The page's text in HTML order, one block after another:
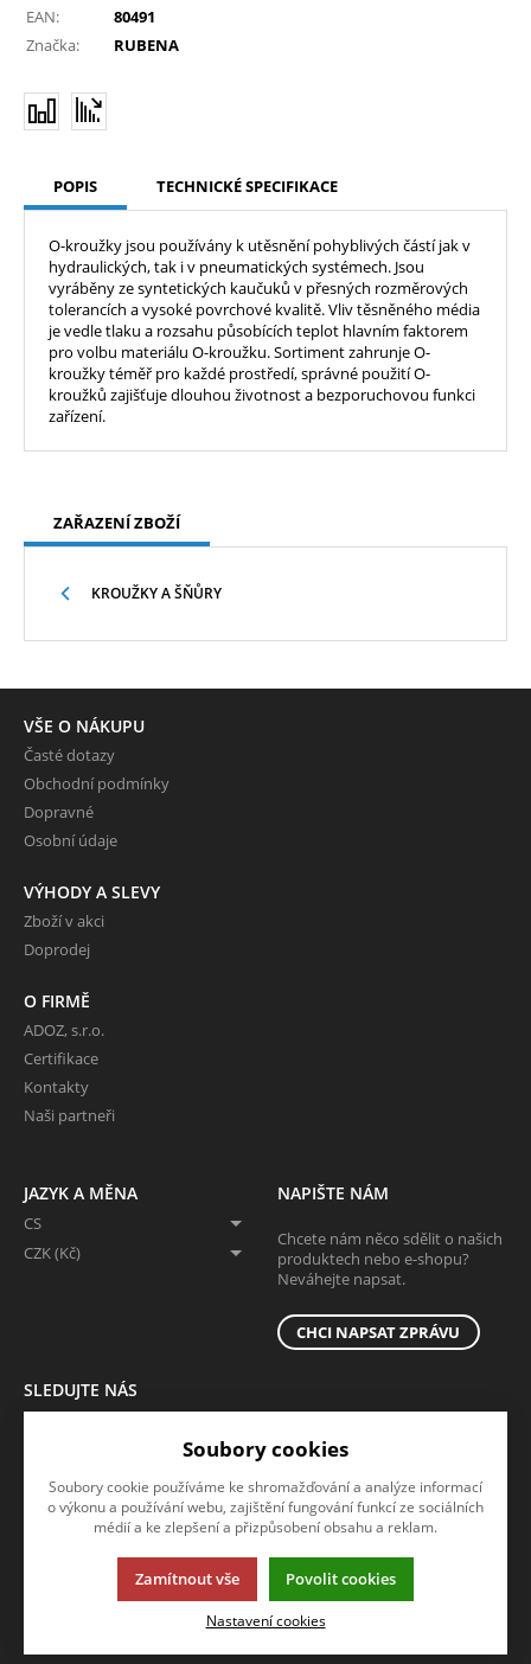
EAN:
80491
Značka:
RUBENA
POPIS TECHNICKÉ SPECIFIKACE
O-kroužky jsou používány k utěsnění pohyblivých částí jak v
hydraulických, tak i v pneumatických systémech. Jsou
vyráběny ze syntetických kaučuků v přesných rozměrových
tolerancích a vysoké povrchové kvalitě. Vliv těsněného média
je vedle tlaku a rozsahu působících teplot hlavním faktorem
pro volbu materiálu O-kroužku. Sortiment zahrunje O-
kroužky téměř pro každé prostředí, správné použití O-
kroužků zajišťuje dlouhou životnost a bezporuchovou funkci
zařízení.
ZAŘAZENÍ ZBOŽÍ
KROUŽKY A ŠŇŮRY
VŠE O NÁKUPU
Časté dotazy
Obchodní podmínky
Dopravné
Osobní údaje
VÝHODY A SLEVY
Zboží v akci
Doprodej
O FIRMĚ
ADOZ, s.r.o.
Certifikace
Kontakty
Naši partneři
JAZYK A MĚNA
CS
CZK (Kč)
NAPIŠTE NÁM
Chcete nám něco sdělit o našich
produktech nebo e-shopu?
Neváhejte napsat.
CHCI NAPSAT ZPRÁVU
SLEDUJTE NÁS
Tato stránka používá soubory cookies. Klikněte pro více informací.
Soubory cookies
Soubory cookie používáme ke shromažďování a analýze informací
o výkonu a používání webu, zajištění fungování funkcí ze sociálních
médií a ke zlepšení a přizpůsobení obsahu a reklam.
Zamítnout vše Povolit cookies
Nastavení cookies